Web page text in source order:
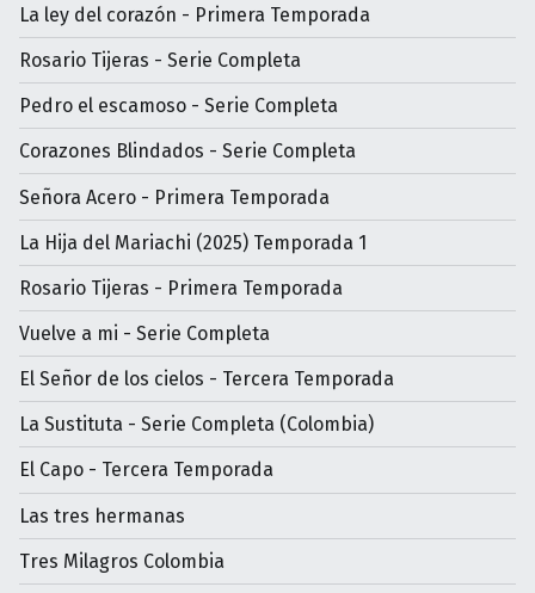
La ley del corazón - Primera Temporada
Rosario Tijeras - Serie Completa
Pedro el escamoso - Serie Completa
Corazones Blindados - Serie Completa
Señora Acero - Primera Temporada
La Hija del Mariachi (2025) Temporada 1
Rosario Tijeras - Primera Temporada
Vuelve a mi - Serie Completa
El Señor de los cielos - Tercera Temporada
La Sustituta - Serie Completa (Colombia)
El Capo - Tercera Temporada
Las tres hermanas
Tres Milagros Colombia